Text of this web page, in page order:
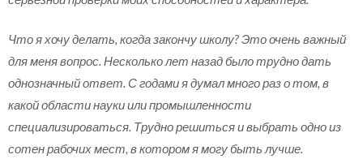
Что я хочу делать, когда закончу школу? Это очень важный
для меня вопрос. Несколько лет назад было трудно дать
однозначный ответ. С годами я думал много раз о том, в
какой области науки или промышленности
специализироваться. Трудно решиться и выбрать одно из
сотен рабочих мест, в котором я могу быть лучше.